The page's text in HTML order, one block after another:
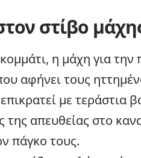
στίβο
η μάχη για
αφήνει τους
με τεράστια
της απευθείας στο
πάγκο τους.